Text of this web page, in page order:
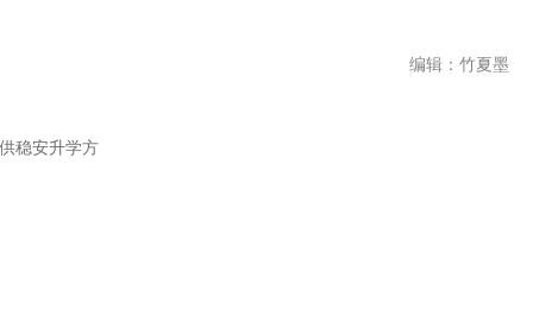
编辑：竹夏墨
稳安升学方